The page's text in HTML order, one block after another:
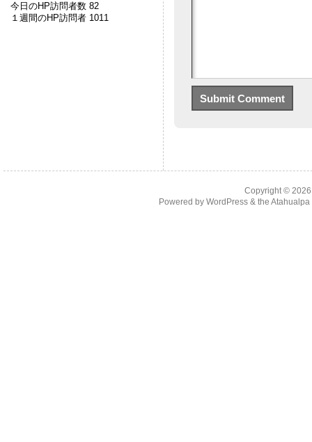
今日のHP訪問者数 82
１週間のHP訪問者 1011
Copyright ©
Powered by WordPress& the Atahualpa